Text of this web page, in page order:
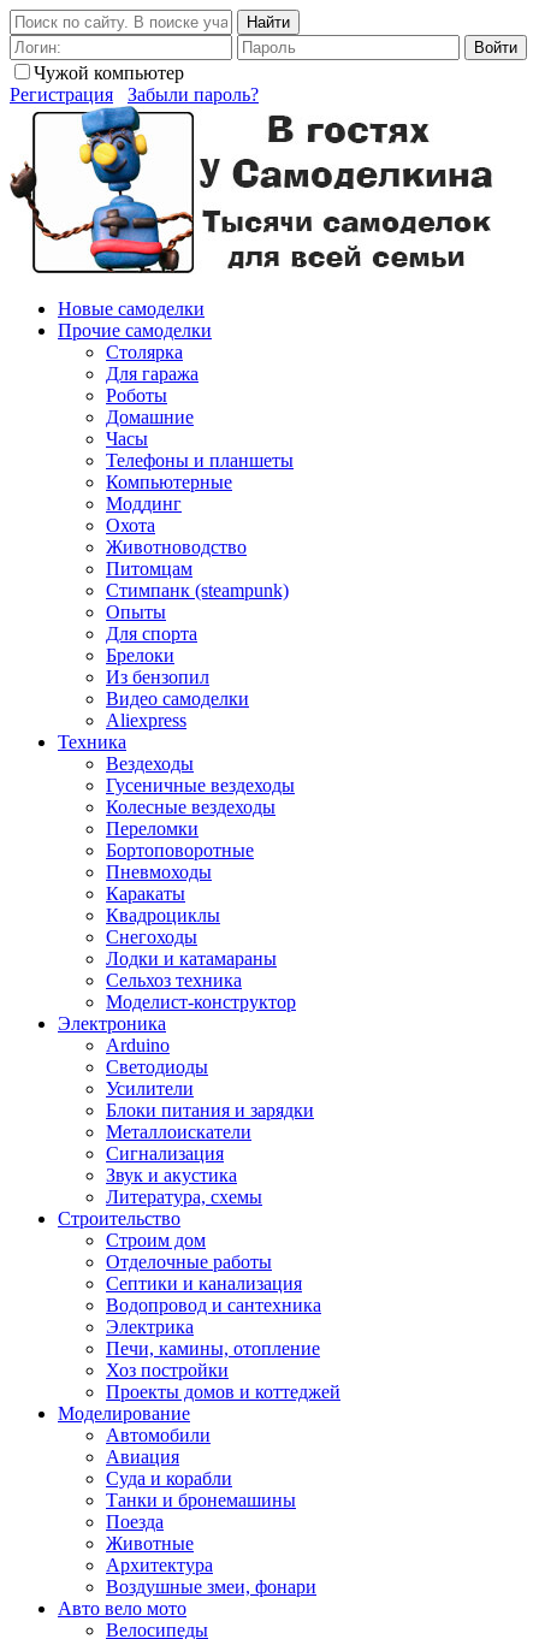
Найти
Войти
Чужой компьютер
Регистрация
Забыли пароль?
Новые самоделки
Прочие самоделки
Столярка
Для гаража
Роботы
Домашние
Часы
Телефоны и планшеты
Компьютерные
Моддинг
Охота
Животноводство
Питомцам
Стимпанк (steampunk)
Опыты
Для спорта
Брелоки
Из бензопил
Видео самоделки
Aliexpress
Техника
Вездеходы
Гусеничные вездеходы
Колесные вездеходы
Переломки
Бортоповоротные
Пневмоходы
Каракаты
Квадроциклы
Снегоходы
Лодки и катамараны
Сельхоз техника
Моделист-конструктор
Электроника
Arduino
Светодиоды
Усилители
Блоки питания и зарядки
Металлоискатели
Сигнализация
Звук и акустика
Литература, схемы
Строительство
Строим дом
Отделочные работы
Септики и канализация
Водопровод и сантехника
Электрика
Печи, камины, отопление
Хоз постройки
Проекты домов и коттеджей
Моделирование
Автомобили
Авиация
Суда и корабли
Танки и бронемашины
Поезда
Животные
Архитектура
Воздушные змеи, фонари
Авто вело мото
Велосипеды